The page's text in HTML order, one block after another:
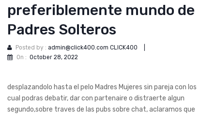
preferiblemente mundo de
Padres Solteros
Posted by : admin@click400.com CLICK400
On : October 28, 2022
desplazandolo hasta el pelo Madres Mujeres sin pareja con los
cual podras debatir, dar con partenaire o distraerte algun
segundo,sobre traves de las pubs sobre chat, aclaramos que